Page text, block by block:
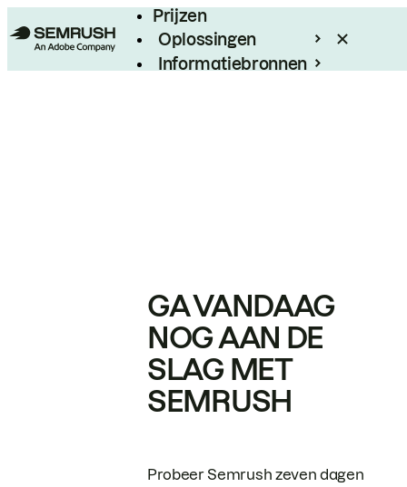
Prijzen
Oplossingen
Informatiebronnen
GA VANDAAG
NOG AAN DE
SLAG MET
SEMRUSH
Probeer Semrush zeven dagen